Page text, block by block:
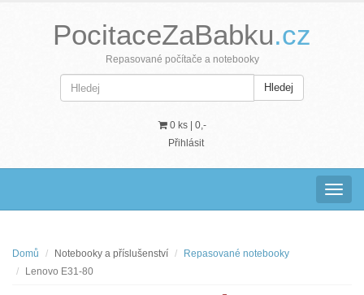
PocitaceZaBabku.cz
Repasované počítače a notebooky
Hledej
0 ks | 0,-
Přihlásit
Domů Notebooky a příslušenství
Repasované notebooky
Lenovo E31-80